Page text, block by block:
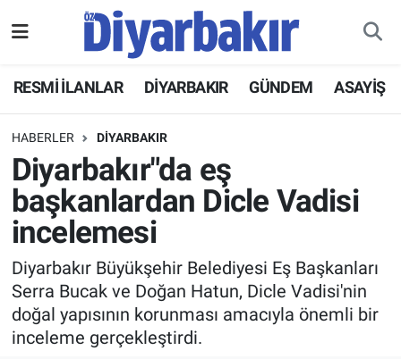
RESMİ İLANLAR DİYARBAKIR GÜNDEM ASAYİŞ
HABERLER DİYARBAKIR
Diyarbakır"da eş
başkanlardan Dicle Vadisi
incelemesi
Diyarbakır Büyükşehir Belediyesi Eş Başkanları
Serra Bucak ve Doğan Hatun, Dicle Vadisi'nin
doğal yapısının korunması amacıyla önemli bir
inceleme gerçekleştirdi.
ASAYİŞ
DİYARBAKIR
EKONOMİ
BÖLGE
DÜNYA
Hava Durumu
Namaz Vakitleri
Trafik Durumu
Tüm Manşetler
Son Dakika Haberleri